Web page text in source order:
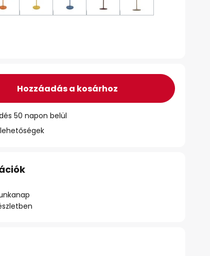
Hozzáadás a kosárhoz
50 napon belül